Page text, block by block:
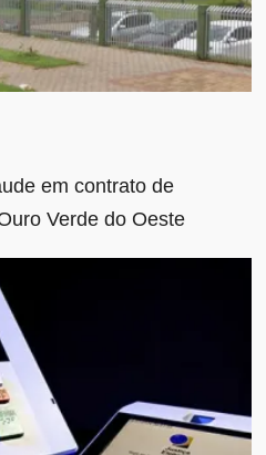
em contrato de
Verde do Oeste